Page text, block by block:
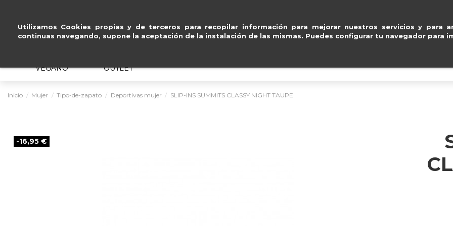
Utilizamos Cookies propias y de terceros para recopilar información para mejorar nuestros servicios y para
continuas navegando, supone la aceptación de la instalación de las mismas. Puedes configurar tu navegador para
VEGANO OUTLET
Inicio Mujer Tipo-de-zapato Deportivas mujer SLIP-INS SUMMITS CLASSY NIGHT TAUPE
-16,95 €